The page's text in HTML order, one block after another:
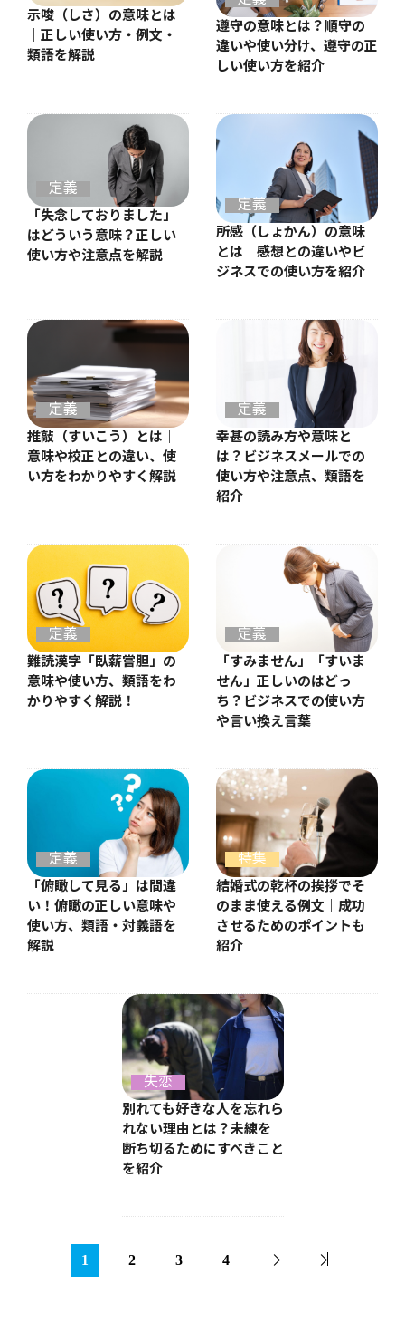
示唆（しさ）の意味とは
｜正しい使い方・例文・
類語を解説
遵守の意味とは？順守の
違いや使い分け、遵守の正
しい使い方を紹介
定義
「失念しておりました」
はどういう意味？正しい
使い方や注意点を解説
定義
所感（しょかん）の意味
とは｜感想との違いやビ
ジネスでの使い方を紹介
定義
推敲（すいこう）とは｜
意味や校正との違い、使
い方をわかりやすく解説
定義
幸甚の読み方や意味と
は？ビジネスメールでの
使い方や注意点、類語を
紹介
定義
難読漢字「臥薪嘗胆」の
意味や使い方、類語をわ
かりやすく解説！
定義
「すみません」「すいま
せん」正しいのはどっ
ち？ビジネスでの使い方
や言い換え言葉
定義
「俯瞰して見る」は間違
い！俯瞰の正しい意味や
使い方、類語・対義語を
解説
特集
結婚式の乾杯の挨拶でそ
のまま使える例文｜成功
させるためのポイントも
紹介
失恋
別れても好きな人を忘れら
れない理由とは？未練を
断ち切るためにすべきこと
を紹介
1 2 3 4